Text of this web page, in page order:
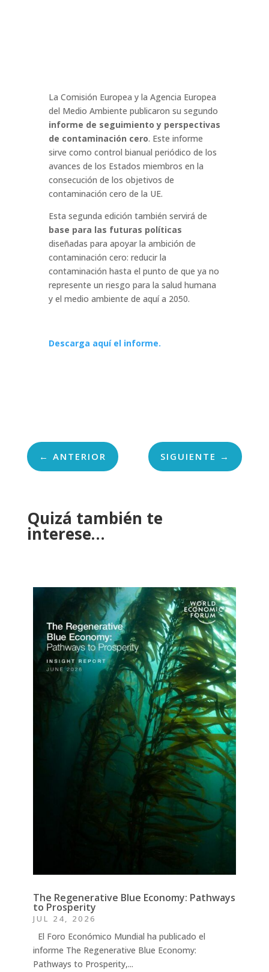
La Comisión Europea y la Agencia Europea
del Medio Ambiente publicaron su segundo
informe de seguimiento y perspectivas
de contaminación cero. Este informe
sirve como control bianual periódico de los
avances de los Estados miembros en la
consecución de los objetivos de
contaminación cero de la UE.
Esta segunda edición también servirá de
base para las futuras políticas
diseñadas para apoyar la ambición de
contaminación cero: reducir la
contaminación hasta el punto de que ya no
represente un riesgo para la salud humana
y el medio ambiente de aquí a 2050.
Descarga aquí el informe.
← ANTERIOR SIGUIENTE →
Quizá también te
interese…
The Regenerative Blue Economy: Pathways
to Prosperity
JUL 24, 2026
El Foro Económico Mundial ha publicado el
informe The Regenerative Blue Economy:
Pathways to Prosperity,...